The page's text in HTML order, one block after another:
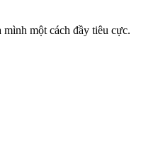
một cách đầy tiêu cực.